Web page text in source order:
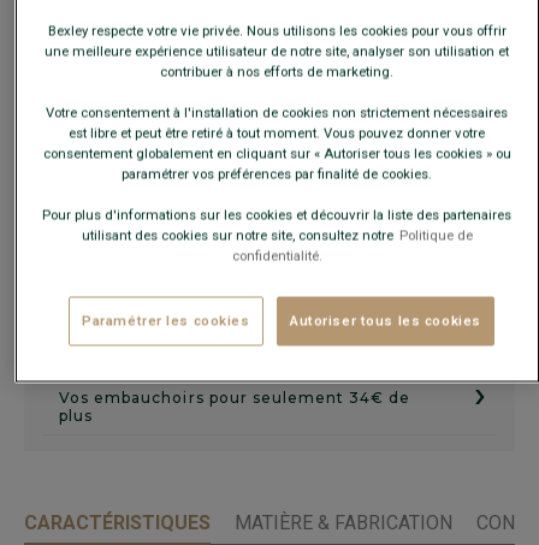
AJOUTER AU PANIER
Livré en 24h ouvrées avec Chronopost Express
(commandez avant 14h)
30 jours pour changer d'avis !
Vos embauchoirs pour seulement 34€ de
plus
›
+
CARACTÉRISTIQUES MATIÈRE & FABRICATION
Bexley respecte votre vie privée. Nous utilisons les cookies pour vous offrir
une meilleure expérience utilisateur de notre site, analyser son utilisation et
contribuer à nos efforts de marketing.
Votre consentement à l'installation de cookies non strictement nécessaires
est libre et peut être retiré à tout moment. Vous pouvez donner votre
consentement globalement en cliquant sur « Autoriser tous les cookies » ou
paramétrer vos préférences par finalité de cookies.
Pour plus d'informations sur les cookies et découvrir la liste des partenaires
utilisant des cookies sur notre site, consultez notre Politique de
confidentialité.
Paramétrer les cookies Autoriser tous les cookies